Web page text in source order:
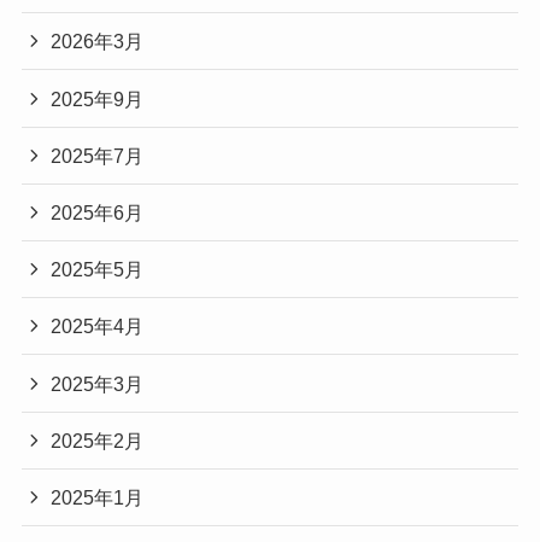
2026年3月
2025年9月
2025年7月
2025年6月
2025年5月
2025年4月
2025年3月
2025年2月
2025年1月